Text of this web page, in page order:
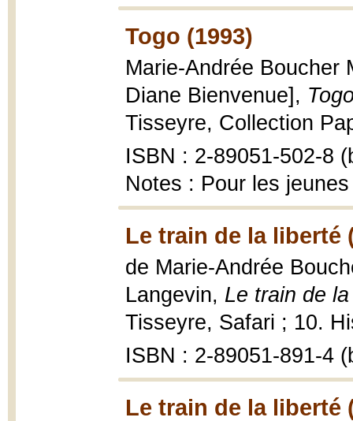
Togo (1993)
Marie-Andrée Boucher
Diane Bienvenue],
Tisseyre, Collection
ISBN : 2-89051-502-8
Notes : Pour les jeunes
Le train de la liberté
de Marie-Andrée
Langevin, Le train de
Tisseyre, Safari ; 10.
ISBN : 2-89051-891-4
Le train de la liberté